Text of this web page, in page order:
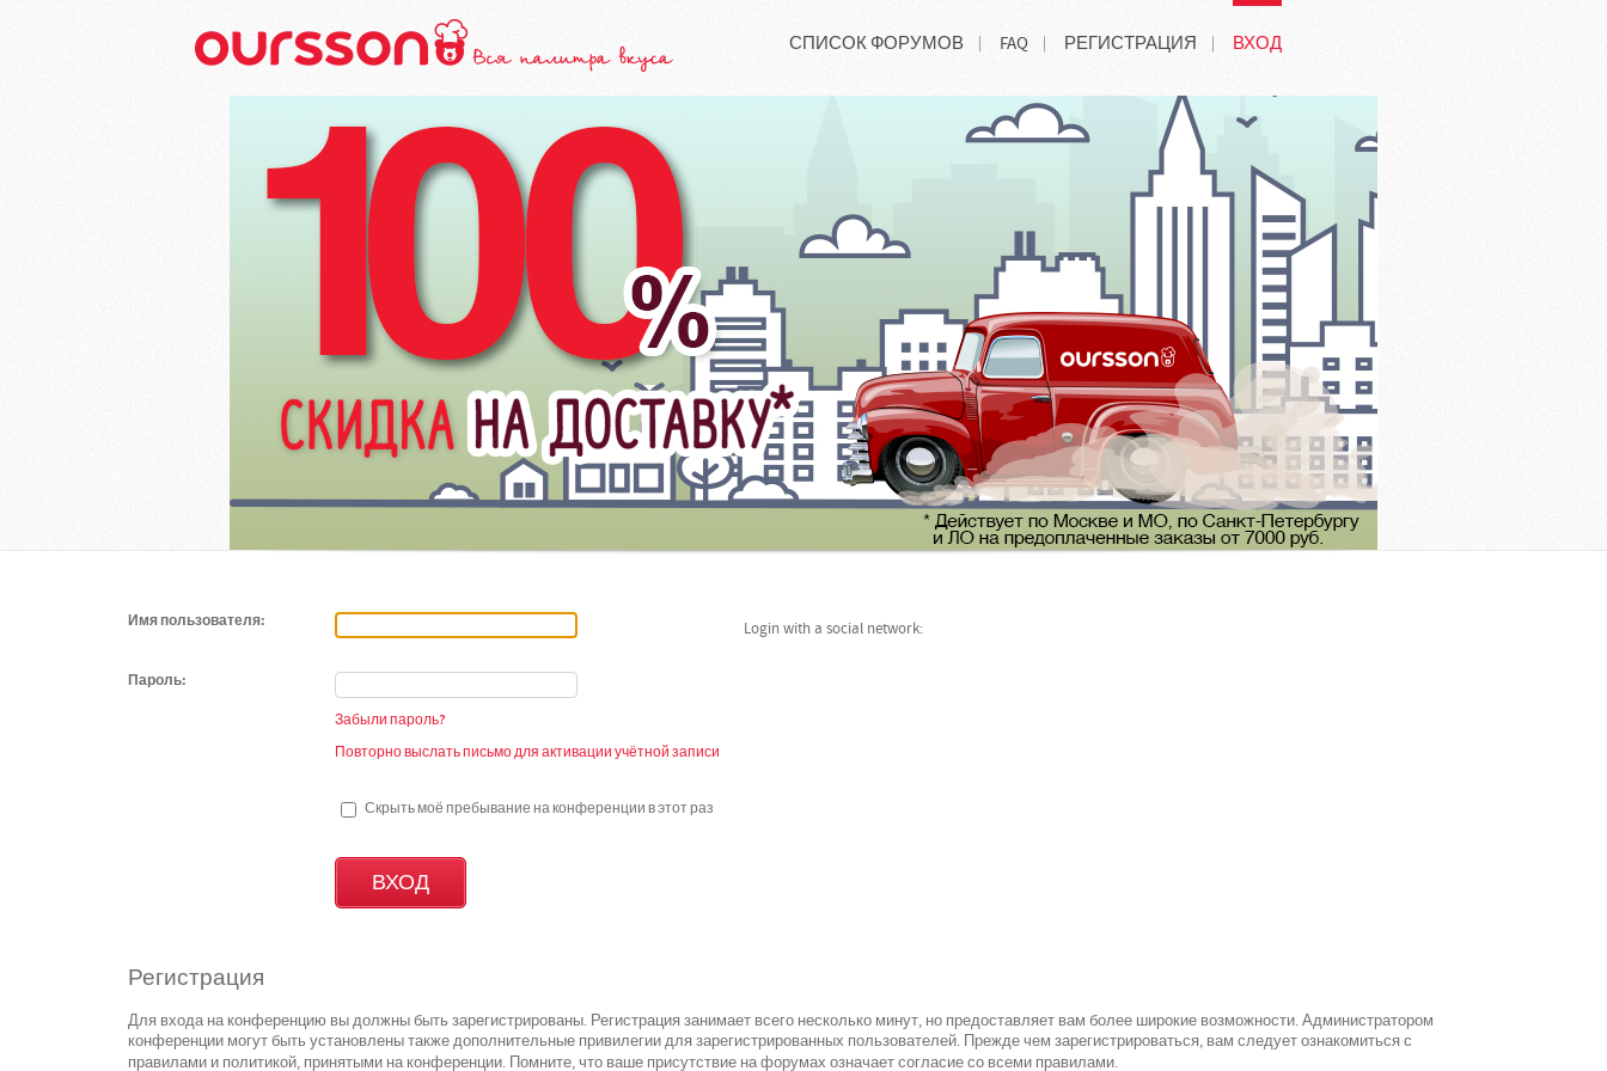
СПИСОК ФОРУМОВ FAQ РЕГИСТРАЦИЯ ВХОД
Имя пользователя:
Пароль:
Забыли пароль?
Повторно выслать письмо для активации учётной записи
Скрыть моё пребывание на конференции в этот раз
Login with a social network:
Регистрация
Для входа на конференцию вы должны быть зарегистрированы. Регистрация занимает всего несколько минут, но предоставляет вам более широкие возможности. Администратором
конференции могут быть установлены также дополнительные привилегии для зарегистрированных пользователей. Прежде чем зарегистрироваться, вам следует ознакомиться с
правилами и политикой, принятыми на конференции. Помните, что ваше присутствие на форумах означает согласие со всеми правилами.